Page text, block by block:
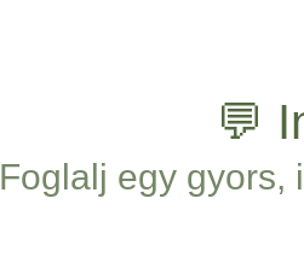
💬
Foglalj egy gyors,